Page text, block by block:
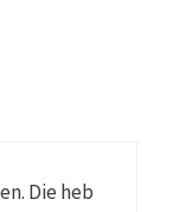
Die heb